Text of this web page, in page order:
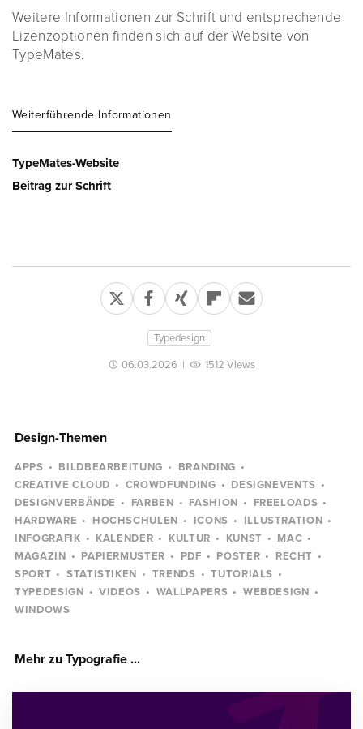
Weitere Informationen zur Schrift und entsprechende
Lizenzoptionen finden sich auf der Website von
TypeMates.
Weiterführende Informationen
TypeMates-Website
Beitrag zur Schrift
Typedesign
06.03.2026 | 1512 Views
Design-Themen
APPS BILDBEARBEITUNG
BRANDING
CREATIVE CLOUD
CROWDFUNDING
DESIGNEVENTS
DESIGNVERBÄNDE
FARBEN FASHION
FREELOADS
HARDWARE
HOCHSCHULEN ICONS
ILLUSTRATION
INFOGRAFIK
KALENDER KULTUR KUNST
MAC
MAGAZIN
PAPIERMUSTER PDF POSTER
RECHT
SPORT
STATISTIKEN TRENDS
TUTORIALS
TYPEDESIGN
VIDEOS WALLPAPERS
WEBDESIGN
WINDOWS
Mehr zu Typografie ...